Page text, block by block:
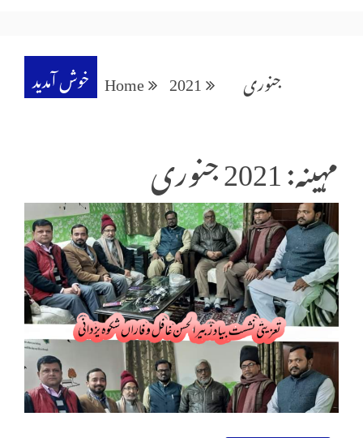
خوش آمدید Home 2021 جنوری
مہینہ: 2021 جنوری